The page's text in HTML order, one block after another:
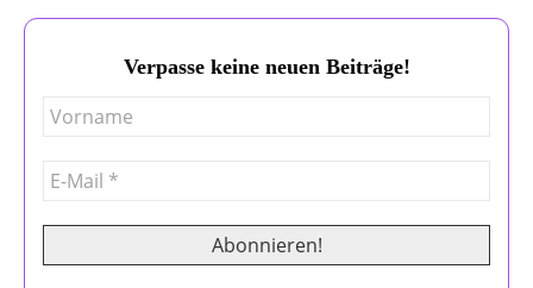
Verpasse keine neuen Beiträge!